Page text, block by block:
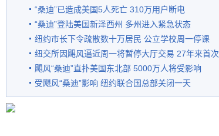
“桑迪”已造成美国5人死亡 310万用户断电
“桑迪”登陆美国新泽西州 多州进入紧急状态
纽约市长下令疏散数十万居民 公立学校周一停课
纽交所因飓风逼近周一将暂停大厅交易 27年来首次
飓风“桑迪”直扑美国东北部 5000万人将受影响
受飓风“桑迪”影响 纽约联合国总部关闭一天